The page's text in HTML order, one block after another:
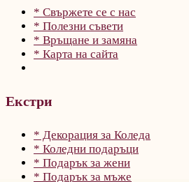
* Свържете се с нас
* Полезни съвети
* Връщане и замяна
* Карта на сайта
Екстри
* Декорация за Коледа
* Коледни подаръци
* Подарък за жени
* Подарък за мъже